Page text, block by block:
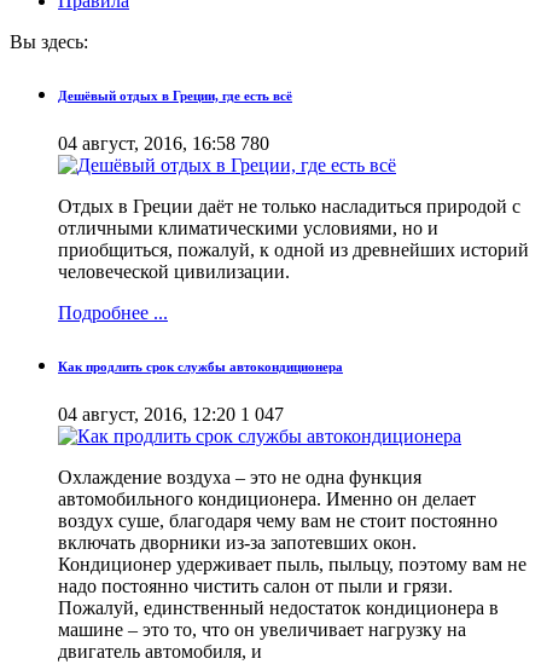
Вы здесь:
Дешёвый отдых в Греции, где есть всё
04 август, 2016, 16:58 780
Отдых в Греции даёт не только насладиться природой с
отличными климатическими условиями, но и
приобщиться, пожалуй, к одной из древнейших историй
человеческой цивилизации.
Подробнее ...
Как продлить срок службы автокондиционера
04 август, 2016, 12:20 1 047
Охлаждение воздуха – это не одна функция
автомобильного кондиционера. Именно он делает
воздух суше, благодаря чему вам не стоит постоянно
включать дворники из-за запотевших окон.
Кондиционер удерживает пыль, пыльцу, поэтому вам не
надо постоянно чистить салон от пыли и грязи.
Пожалуй, единственный недостаток кондиционера в
машине – это то, что он увеличивает нагрузку на
двигатель автомобиля, и